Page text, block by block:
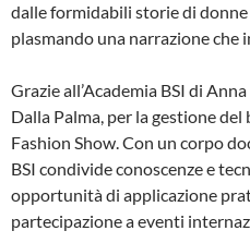
dalle formidabili storie di
plasmando una narrazione
Grazie all’Academia BSI di
Dalla Palma, per la gestione
Fashion Show. Con un corpo
BSI condivide conoscenze e
opportunità di applicazione
partecipazione a eventi